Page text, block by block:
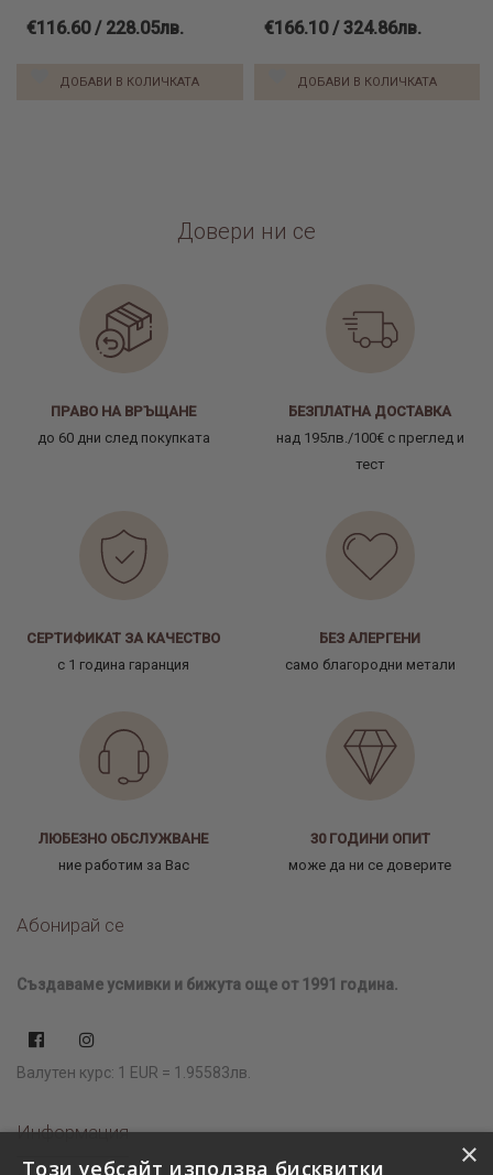
€116.60 / 228.05лв.
ДОБАВИ В КОЛИЧКАТА
€166.10 / 324.86лв.
ДОБАВИ В КОЛИЧКАТА
Довери ни се
ПРАВО НА ВРЪЩАНЕ
до 60 дни след покупката
БЕЗПЛАТНА ДОСТАВКА
над 195лв./100€ с преглед и
тест
СЕРТИФИКАТ ЗА КАЧЕСТВО
с 1 година гаранция
БЕЗ АЛЕРГЕНИ
само благородни метали
ЛЮБЕЗНО ОБСЛУЖВАНЕ
ние работим за Вас
30 ГОДИНИ ОПИТ
може да ни се доверите
Абонирай се
Създаваме усмивки и бижута още от 1991 година.
Валутен курс: 1 EUR = 1.95583лв.
Информация
×
Този уебсайт използва бисквитки